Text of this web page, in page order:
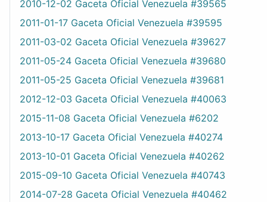
2010-12-02 Gaceta Oficial Venezuela #39565
2011-01-17 Gaceta Oficial Venezuela #39595
2011-03-02 Gaceta Oficial Venezuela #39627
2011-05-24 Gaceta Oficial Venezuela #39680
2011-05-25 Gaceta Oficial Venezuela #39681
2012-12-03 Gaceta Oficial Venezuela #40063
2015-11-08 Gaceta Oficial Venezuela #6202
2013-10-17 Gaceta Oficial Venezuela #40274
2013-10-01 Gaceta Oficial Venezuela #40262
2015-09-10 Gaceta Oficial Venezuela #40743
2014-07-28 Gaceta Oficial Venezuela #40462